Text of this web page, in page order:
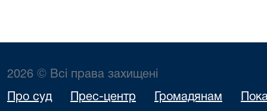
2026 © Всі права захищені
Про суд Прес-центр Громадянам